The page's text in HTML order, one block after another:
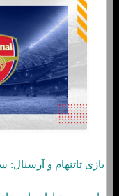
بازی تاتنهام و آرسنال: